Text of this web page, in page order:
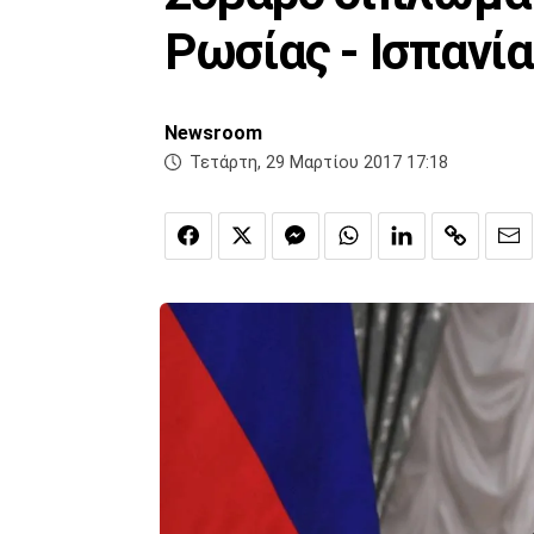
Ρωσίας -
Newsroom
Τετάρτη, 29 Μαρτίου 2017 17:18